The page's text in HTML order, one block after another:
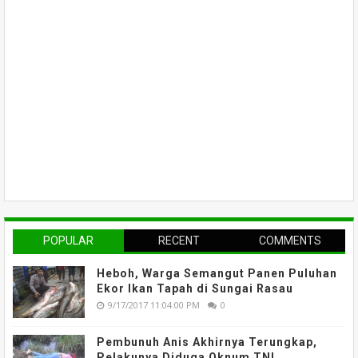
POPULAR RECENT COMMENTS
Heboh, Warga Semangut Panen Puluhan
Ekor Ikan Tapah di Sungai Rasau
9/17/2017 11:04:00 PM 0
Pembunuh Anis Akhirnya Terungkap,